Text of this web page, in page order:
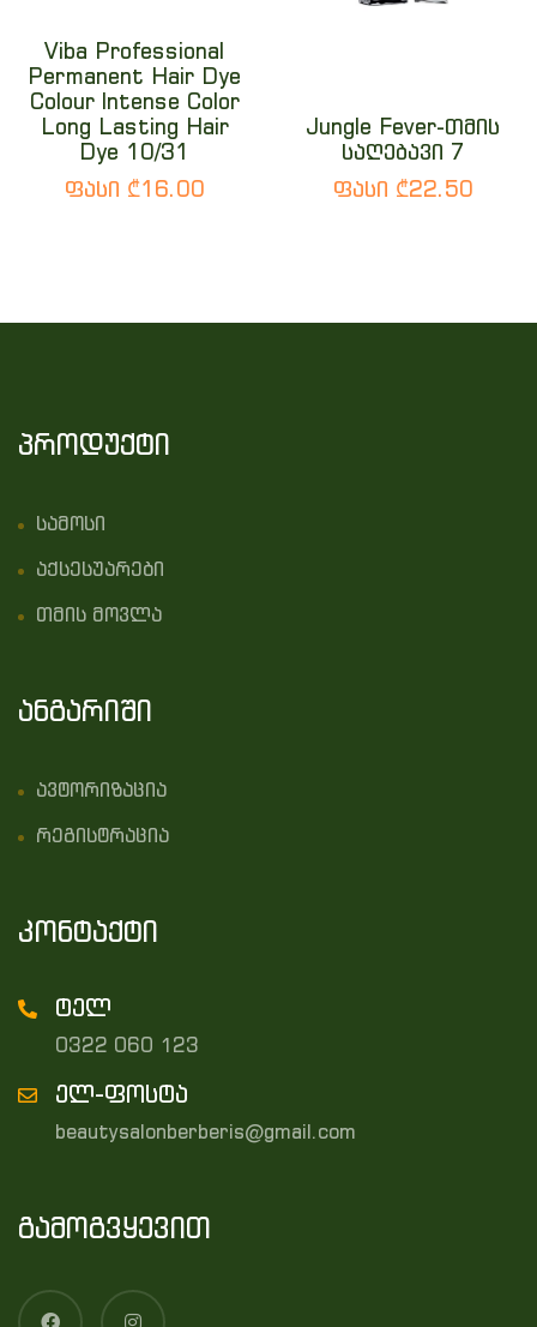
Viba Professional
Permanent Hair Dye
Colour Intense Color
Long Lasting Hair
Dye 10/31
ფასი ₾16.00
Jungle Fever-თმის
საღებავი 7
ფასი ₾22.50
პროდუქტი
სამოსი
აქსესუარები
თმის მოვლა
ანგარიში
ავტორიზაცია
რეგისტრაცია
კონტაქტი
ტელ
0322 060 123
ელ-ფოსტა
beautysalonberberis@gmail.com
გამოგვყევით